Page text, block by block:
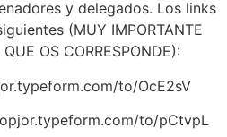
y delegados. Los links
(MUY IMPORTANTE
OS CORRESPONDE):
to/OcE2sV
to/pCtvpL